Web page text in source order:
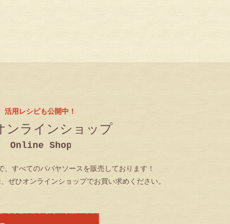
活用レシピも公開中！
ンラインショップ
、すべてのパパヤソースを販売しております！
ぜひオンラインショップでお買い求めください。